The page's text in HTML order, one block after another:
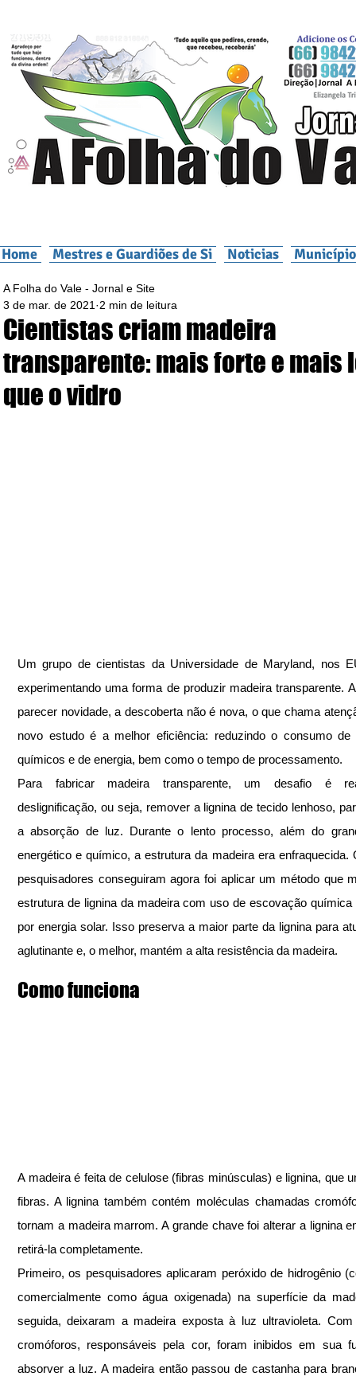
Home Mestres e Guardiões de Si Noticias
Cientistas criam madeira
transparente: mais forte e mais
que o vidro
A Folha do Vale - Jornal e Site
3 de mar. de 2021 2 min de leitura
Um grupo de cientistas da Universidade de Maryland, nos
experimentando uma forma de produzir madeira transparente.
parecer novidade, a descoberta não é nova, o que chama
novo estudo é a melhor eficiência: reduzindo o consumo de
químicos e de energia, bem como o tempo de processamento.
Para fabricar madeira transparente, um desafio é
deslignificação, ou seja, remover a lignina de tecido lenhoso,
a absorção de luz. Durante o lento processo, além do
energético e químico, a estrutura da madeira era enfraquecida.
pesquisadores conseguiram agora foi aplicar um método que
estrutura de lignina da madeira com uso de escovação química
por energia solar. Isso preserva a maior parte da lignina para
aglutinante e, o melhor, mantém a alta resistência da madeira.
Como funciona
A madeira é feita de celulose (fibras minúsculas) e lignina, que
fibras. A lignina também contém moléculas chamadas
tornam a madeira marrom. A grande chave foi alterar a lignina
retirá-la completamente.
Primeiro, os pesquisadores aplicaram peróxido de hidrogênio
comercialmente como água oxigenada) na superfície da
seguida, deixaram a madeira exposta à luz ultravioleta.
cromóforos, responsáveis pela cor, foram inibidos em sua
absorver a luz. A madeira então passou de castanha para